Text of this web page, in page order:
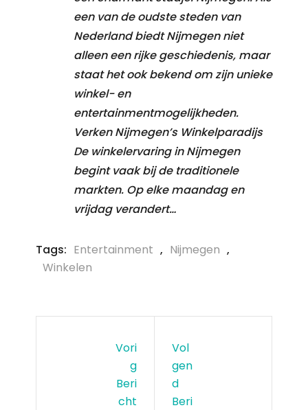
een van de oudste steden van
Nederland biedt Nijmegen niet
alleen een rijke geschiedenis, maar
staat het ook bekend om zijn unieke
winkel- en
entertainmentmogelijkheden.
Verken Nijmegen’s Winkelparadijs
De winkelervaring in Nijmegen
begint vaak bij de traditionele
markten. Op elke maandag en
vrijdag verandert…
Tags: Entertainment , Nijmegen ,
Winkelen
Vori
G
Beri
Cht
Vol
Gen
D
Beri